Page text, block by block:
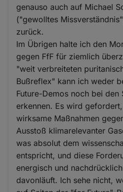
genauso auch auf Michael
("gewolltes
zurück.
Im Übrigen halte ich den
gegen FfF für ziemlich
"weit verbreiteten
Bußreflex" kann ich weder
Future-Demos noch bei den
erkennen. Es wird
wirksame Maßnahmen
Ausstoß klimarelevanter
was absolut dem
entspricht, und diese
energisch und
davonläuft. Ich sehe nicht,